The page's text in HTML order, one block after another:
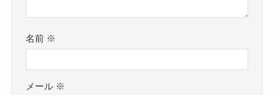
名前 ※
メール ※